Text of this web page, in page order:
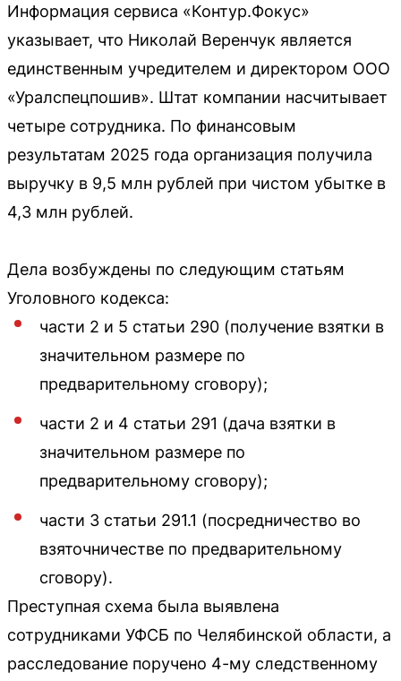
Информация сервиса «Контур.Фокус»
указывает, что Николай Веренчук является
единственным учредителем и директором ООО
«Уралспецпошив». Штат компании насчитывает
четыре сотрудника. По финансовым
результатам 2025 года организация получила
выручку в 9,5 млн рублей при чистом убытке в
4,3 млн рублей.
Дела возбуждены по следующим статьям
Уголовного кодекса:
части 2 и 5 статьи 290 (получение взятки в
значительном размере по
предварительному сговору);
части 2 и 4 статьи 291 (дача взятки в
значительном размере по
предварительному сговору);
части 3 статьи 291.1 (посредничество во
взяточничестве по предварительному
сговору).
Преступная схема была выявлена
сотрудниками УФСБ по Челябинской области, а
расследование поручено 4-му следственному